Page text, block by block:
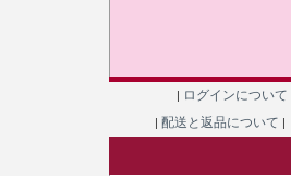
| ログインについて
| 配送と返品について |